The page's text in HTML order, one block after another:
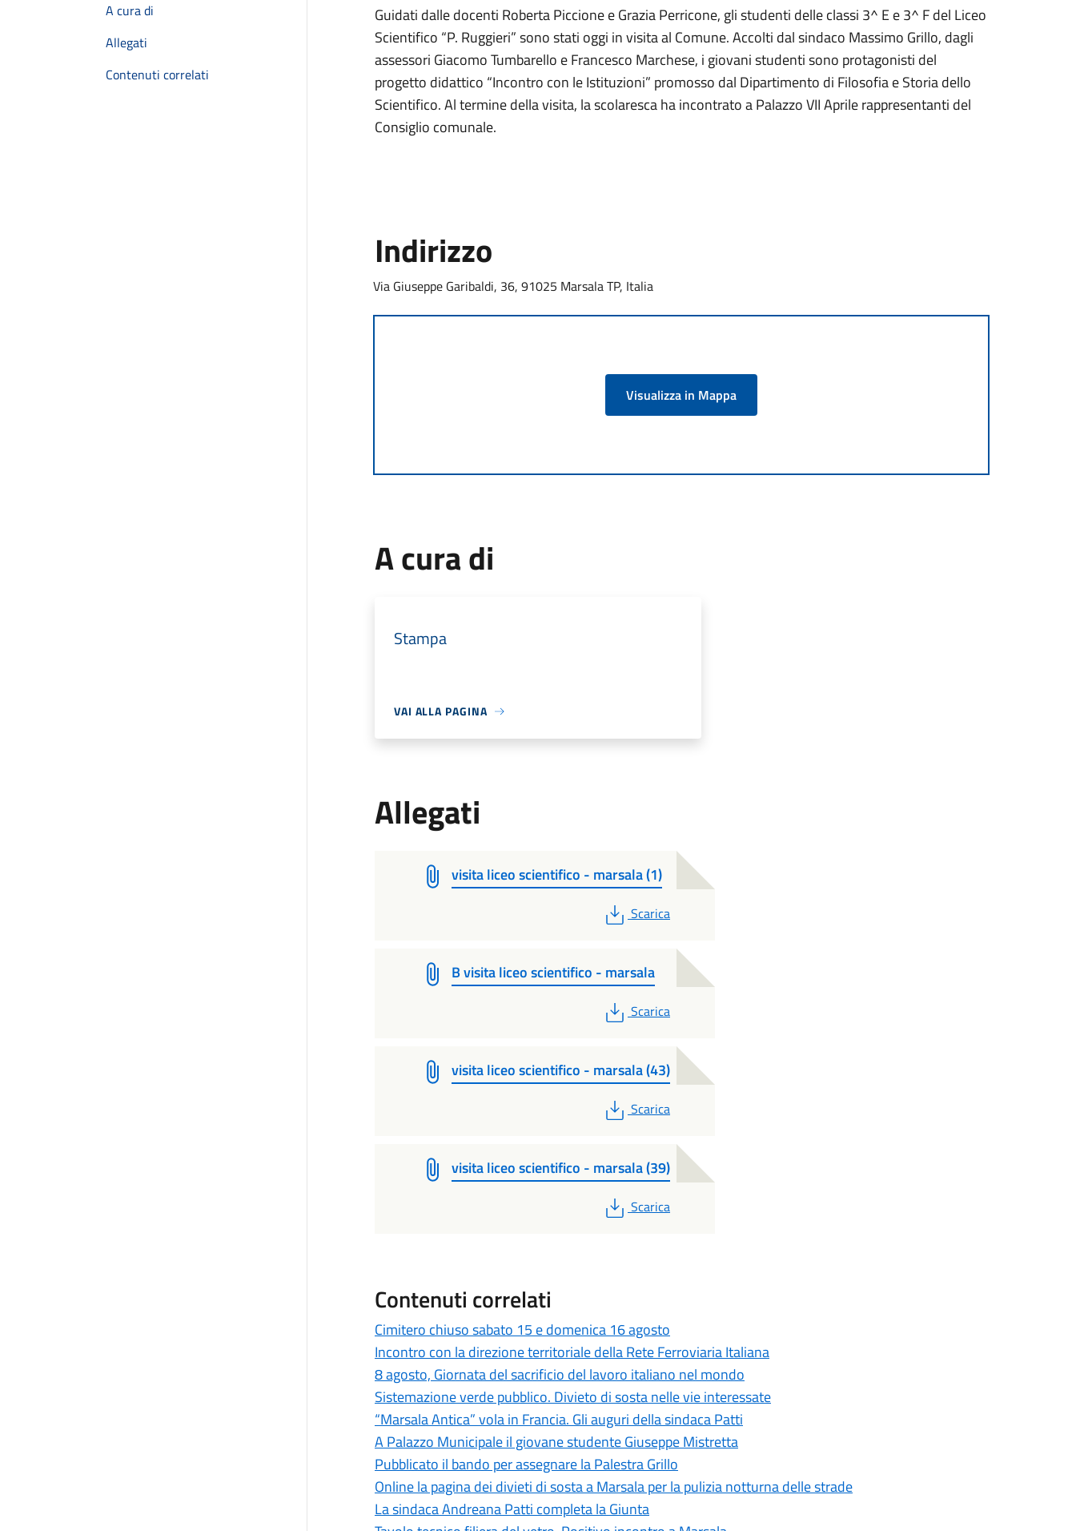
A cura di
Allegati
Contenuti correlati
Guidati dalle docenti Roberta Piccione e Grazia Perricone, gli studenti delle classi 3^ E e 3^ F del Liceo
Scientifico “P. Ruggieri” sono stati oggi in visita al Comune. Accolti dal sindaco Massimo Grillo, dagli
assessori Giacomo Tumbarello e Francesco Marchese, i giovani studenti sono protagonisti del
progetto didattico “Incontro con le Istituzioni” promosso dal Dipartimento di Filosofia e Storia dello
Scientifico. Al termine della visita, la scolaresca ha incontrato a Palazzo VII Aprile rappresentanti del
Consiglio comunale.
Indirizzo
Via Giuseppe Garibaldi, 36, 91025 Marsala TP, Italia
Visualizza in Mappa
A cura di
Stampa
VAI ALLA PAGINA
Allegati
visita liceo scientifico - marsala (1)
PDF
Scarica
B visita liceo scientifico - marsala
PDF
Scarica
visita liceo scientifico - marsala (43)
PDF
Scarica
visita liceo scientifico - marsala (39)
PDF
Scarica
Contenuti correlati
Cimitero chiuso sabato 15 e domenica 16 agosto
Incontro con la direzione territoriale della Rete Ferroviaria Italiana
8 agosto, Giornata del sacrificio del lavoro italiano nel mondo
Sistemazione verde pubblico. Divieto di sosta nelle vie interessate
“Marsala Antica” vola in Francia. Gli auguri della sindaca Patti
A Palazzo Municipale il giovane studente Giuseppe Mistretta
Pubblicato il bando per assegnare la Palestra Grillo
Online la pagina dei divieti di sosta a Marsala per la pulizia notturna delle strade
La sindaca Andreana Patti completa la Giunta